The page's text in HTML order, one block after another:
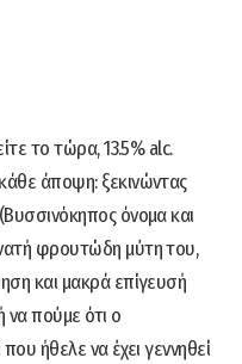
το τώρα, 13.5% alc.
άποψη: ξεκινώντας
όνομα και
φρουτώδη μύτη του,
και μακρά επίγευσή
να πούμε ότι ο
ήθελε να έχει γεννηθεί